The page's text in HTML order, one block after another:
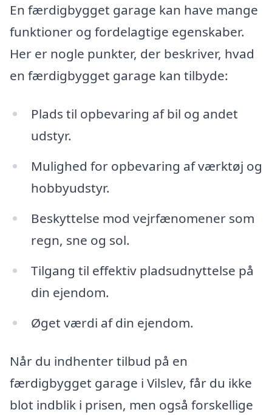
En færdigbygget garage kan have mange
funktioner og fordelagtige egenskaber.
Her er nogle punkter, der beskriver, hvad
en færdigbygget garage kan tilbyde:
Plads til opbevaring af bil og andet
udstyr.
Mulighed for opbevaring af værktøj og
hobbyudstyr.
Beskyttelse mod vejrfænomener som
regn, sne og sol.
Tilgang til effektiv pladsudnyttelse på
din ejendom.
Øget værdi af din ejendom.
Når du indhenter tilbud på en
færdigbygget garage i Vilslev, får du ikke
blot indblik i prisen, men også forskellige